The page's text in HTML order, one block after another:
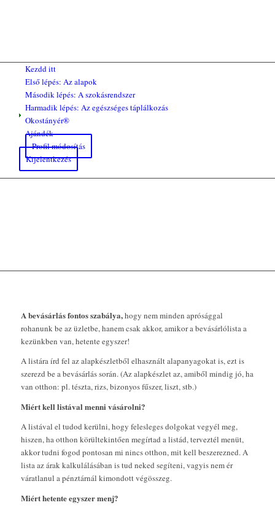
Kezdd itt
Első lépés: Az alapok
Második lépés: A szokásrendszer
Harmadik lépés: Az egészséges táplálkozás
Okostányér®
Ajándék
Profil módosítás
Kijelentkezés
A bevásárlás fontos szabálya,hogy nem minden aprósággal
rohanunk be az üzletbe, hanem csak akkor, amikor a bevásárlólista a
kezünkben van, hetente egyszer!
A listára írd fel az alapkészletből elhasznált alapanyagokat is, ezt is
szerezd be a bevásárlás során. (Az alapkészlet az, amiből mindig jó, ha
van otthon: pl. tészta, rizs, bizonyos fűszer, liszt, stb.)
Miért kell listával menni vásárolni?
A listával el tudod kerülni, hogy felesleges dolgokat vegyél meg,
hiszen, ha otthon körültekintően megírtad a listád, terveztél menüt,
akkor tudni fogod pontosan mi nincs otthon, mit kell beszerezned. A
lista az árak kalkulálásában is tud neked segíteni, vagyis nem ér
váratlanul a pénztárnál kimondott végösszeg.
Miért hetente egyszer menj?